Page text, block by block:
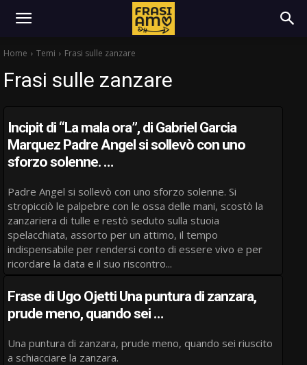
Home Temi Frasi sulle zanzare
Frasi sulle zanzare
Incipit di “La mala ora”, di Gabriel Garcia
Marquez Padre Angel si sollevò con uno
sforzo solenne. …
Padre Angel si sollevò con uno sforzo solenne. Si
stropicciò le palpebre con le ossa delle mani, scostò la
zanzariera di tulle e restò seduto sulla stuoia
spelacchiata, assorto per un attimo, il tempo
indispensabile per rendersi conto di essere vivo e per
ricordare la data e il suo riscontro...
Frase di Ugo Ojetti Una puntura di zanzara,
prude meno, quando sei …
Una puntura di zanzara, prude meno, quando sei riuscito
a schiacciare la zanzara.